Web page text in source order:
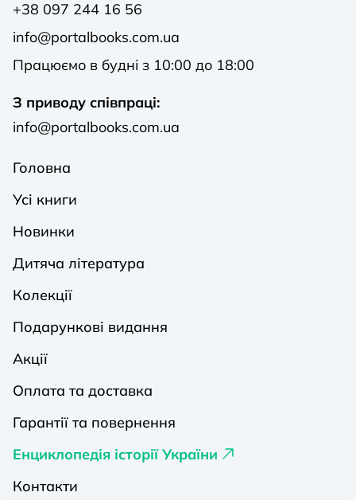
+38 097 244 16 56
info@portalbooks.com.ua
Працюємо в будні з 10:00 до 18:00
З приводу співпраці:
info@portalbooks.com.ua
Головна
Усі книги
Новинки
Дитяча література
Колекції
Подарункові видання
Акції
Оплата та доставка
Гарантії та повернення
Енциклопедія історії України
Контакти